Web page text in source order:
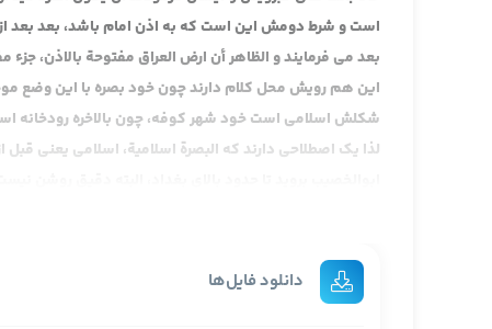
است و شرط دومش این است که به اذن امام باشد، بعد بعد
بعد می فرمایند و الظاهر أن ارض العراق مفتوحة بالاذن،
این هم رویش محل کلام دارند چون خود بصره با این وضع
شکلش اسلامی است خود شهر کوفه، چون بالاخره رودخانه
لذا یک اصطلاحی دارند که البصرة اسلامیة، اسلامی یعنی
بعد ایشان می فرمایند که ارض عراق مفتوحة بالاذن کما
آن وقت دلیلش برای این که، چون یک روایت را خواندیم
دانلود فایل‌ها